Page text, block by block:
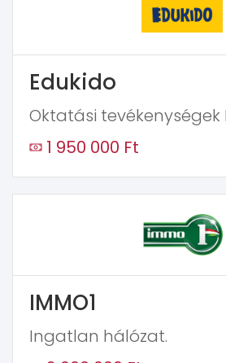
Edukido
Oktatási tevékenységek
1 950 000 Ft
IMMO1
Ingatlan hálózat.